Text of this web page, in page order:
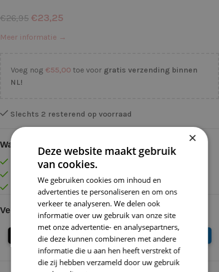
€26,95 €23,25
Meer informatie →
Voeg nog €55,00 toe voor gratis verzending binnen
NL!
Slechts 2 resterend op voorraad
Waarom kopen bij de Wolkast?
Lage verzendkosten vanaf € 4,99 binnen NL
Gratis verzonden vanaf €55,-
Vóór 16:30 besteld = Zelfde (werk)dag verzonden
Veilig online betalen
×
Deze website maakt gebruik
van cookies.
We gebruiken cookies om inhoud en
advertenties te personaliseren en om ons
verkeer te analyseren. We delen ook
informatie over uw gebruik van onze site
met onze advertentie- en analysepartners,
die deze kunnen combineren met andere
informatie die u aan hen heeft verstrekt of
die zij hebben verzameld door uw gebruik